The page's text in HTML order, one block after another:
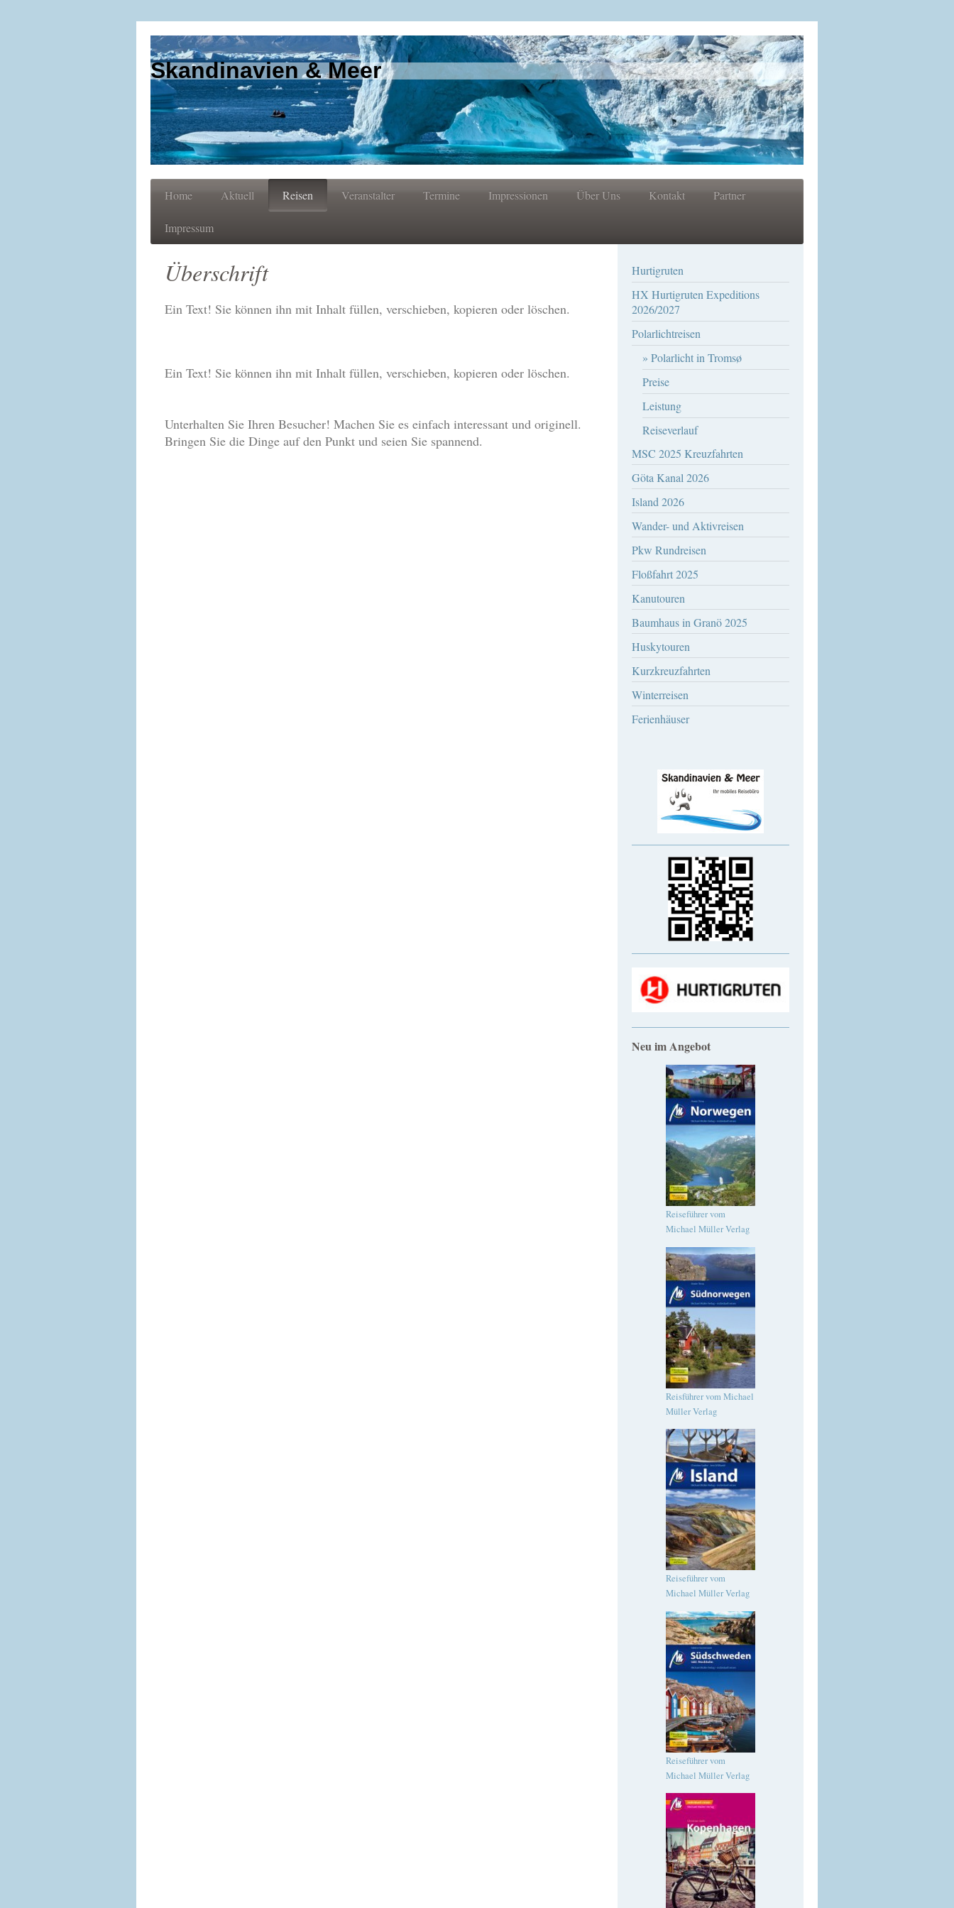
Skandinavien & Meer
Home Aktuell Reisen Veranstalter Termine Impressionen Über Uns Kontakt Partner
Impressum
Überschrift
Ein Text! Sie können ihn mit Inhalt füllen, verschieben, kopieren oder löschen.
Ein Text! Sie können ihn mit Inhalt füllen, verschieben, kopieren oder löschen.
Unterhalten Sie Ihren Besucher! Machen Sie es einfach interessant und originell.
Bringen Sie die Dinge auf den Punkt und seien Sie spannend.
Hurtigruten
HX Hurtigruten Expeditions
2026/2027
Polarlichtreisen
Polarlicht in Tromsø
Preise
Leistung
Reiseverlauf
MSC 2025 Kreuzfahrten
Göta Kanal 2026
Island 2026
Wander- und Aktivreisen
Pkw Rundreisen
Floßfahrt 2025
Kanutouren
Baumhaus in Granö 2025
Huskytouren
Kurzkreuzfahrten
Winterreisen
Ferienhäuser
Neu im Angebot
Reiseführer vom
Michael Müller Verlag
Reisführer vom Michael
Müller Verlag
Reiseführer vom
Michael Müller Verlag
Reiseführer vom
Michael Müller Verlag